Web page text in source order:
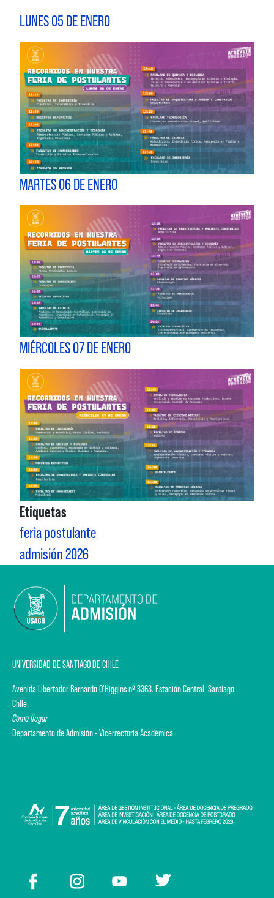
LUNES 05 DE ENERO
MARTES 06 DE ENERO
MIÉRCOLES 07 DE ENERO
Etiquetas
feria postulante
admisión 2026
UNIVERSIDAD DE SANTIAGO DE CHILE
Avenida Libertador Bernardo O'Higgins nº 3363. Estación Central. Santiago.
Chile.
Como llegar
Departamento de Admisión - Vicerrectoría Académica